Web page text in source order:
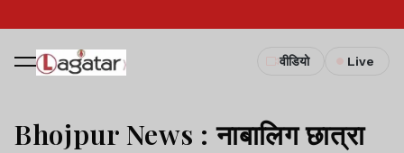
वीडियो Live
Bhojpur News : नाबालिग छात्रा